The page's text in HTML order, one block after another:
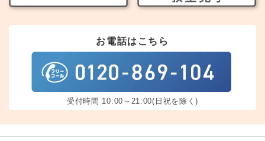
お電話はこちら
受付時間 10:00～21:00(日祝を除く)